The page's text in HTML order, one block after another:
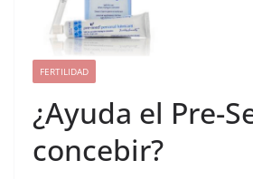
FERTILIDAD
¿Ayuda el Pre-
concebir?